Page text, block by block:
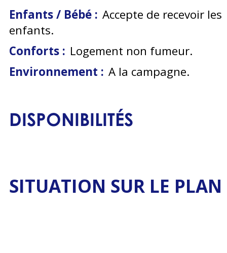
Enfants / Bébé : Accepte de recevoir les
enfants
Conforts : Logement non fumeur
Environnement : A la campagne
DISPONIBILITÉS
SITUATION SUR LE PLAN